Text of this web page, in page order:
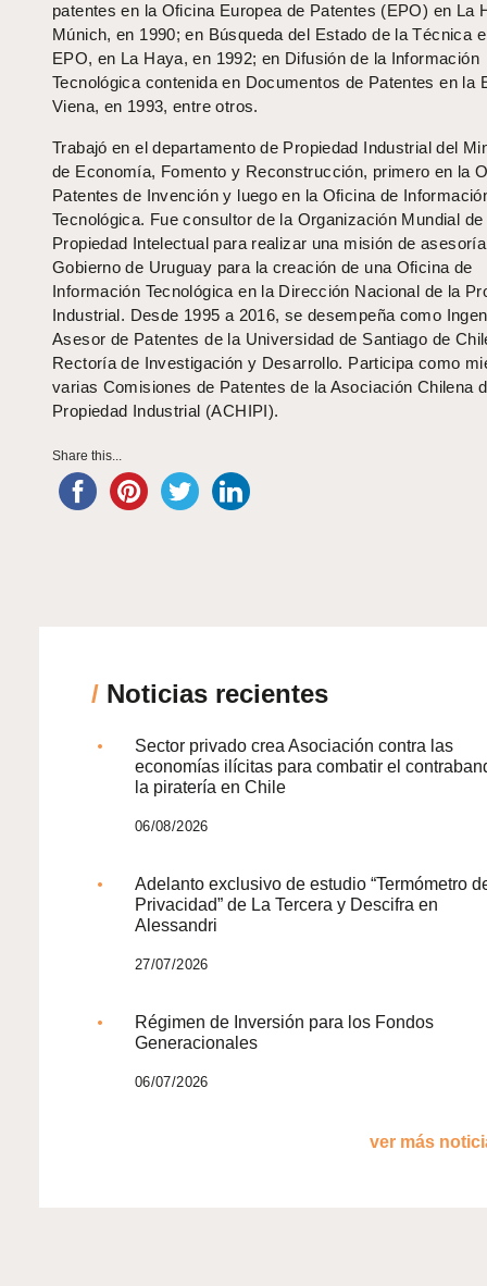
patentes en la Oficina Europea de Patentes (EPO) en La
Múnich, en 1990; en Búsqueda del Estado de la Técnica
EPO, en La Haya, en 1992; en Difusión de la Información
Tecnológica contenida en Documentos de Patentes en la
Viena, en 1993, entre otros.
Trabajó en el departamento de Propiedad Industrial del
de Economía, Fomento y Reconstrucción, primero en la
Patentes de Invención y luego en la Oficina de
Tecnológica. Fue consultor de la Organización Mundial de
Propiedad Intelectual para realizar una misión de
Gobierno de Uruguay para la creación de una Oficina de
Información Tecnológica en la Dirección Nacional de la
Industrial. Desde 1995 a 2016, se desempeña como
Asesor de Patentes de la Universidad de Santiago de
Rectoría de Investigación y Desarrollo. Participa como
varias Comisiones de Patentes de la Asociación Chilena
Propiedad Industrial (ACHIPI).
Share this...
/ Noticias recientes
Sector privado crea Asociación contra las
economías ilícitas para combatir el
la piratería en Chile
06/08/2026
Adelanto exclusivo de estudio “Termómetro
Privacidad” de La Tercera y Descifra en
Alessandri
27/07/2026
Régimen de Inversión para los Fondos
Generacionales
06/07/2026
ver más